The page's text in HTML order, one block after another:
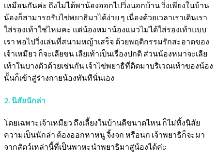
เหมือนกันค่ะ ถึงไม่ได้พาน้องออกไปวิ่งนอกบ้าน วิ่งเพียงในบ้าน
น้องก็สามารถรับไข่พยาธิมาได้ง่าย ๆ เนื่องด้วยเวลาเราเดินเรา
ใส่รองเท้าใช่ไหมคะ แต่น้องหมาน้องแมวไม่ได้ใส่รองเท้าแบบ
เรา พอไปวิ่งเล่นที่สนามหญ้าเสร็จ ด้วยพฤติกรรมรักสะอาดของ
เจ้าเหมียว ก็จะเลียขน เลียเท้าเป็นเรื่องปกติ ส่วนน้องหมาจะเลีย
เท้าในบางตัวด้วยเช่นกัน เจ้าไข่พยาธิที่ติดมาบริเวณเท้าของน้อง
นั้นก็เข้าสู่ร่างกายน้องทันทีนั่นเอง
2. นิสัยนักล่า
โดยเฉพาะเจ้าเหมียว ถึงเลี้ยงในบ้านดีขนาดไหน ก็ไม่ทิ้งนิสัย
ความเป็นนักล่า ต้องออกหาหนู จิ้งจก หรือนก เจ้าพยาธิก็จะมา
จากสัตว์เหล่านี้ที่เป็นพาหะนำพยาธิมาสู่น้องได้ค่ะ